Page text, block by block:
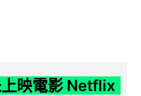
映電影 Netflix